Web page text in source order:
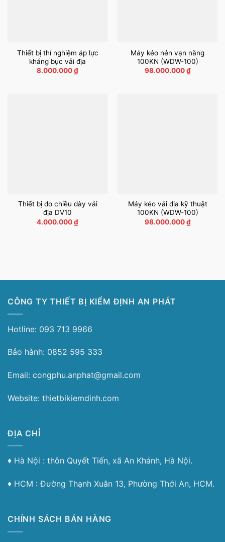
Thiết bị thí nghiệm áp lực
kháng bục vải địa
8.000.000₫
Máy kéo nén vạn năng
100KN (WDW-100)
98.000.000₫
Thiết bị đo chiều dày vải
địa DV10
4.000.000₫
Máy kéo vải địa kỹ thuật
100KN (WDW-100)
98.000.000₫
CÔNG TY THIẾT BỊ KIỂM ĐỊNH AN PHÁT
Hotline: 093 713 9966
Bảo hành: 0852 595 333
Email: congphu.anphat@gmail.com
Website: thietbikiemdinh.com
ĐỊA CHỈ
♦︎ Hà Nội : thôn Quyết Tiến, xã An Khánh, Hà Nội.
♦︎ HCM : Đường Thạnh Xuân 13, Phường Thới An, HCM.
CHÍNH SÁCH BÁN HÀNG